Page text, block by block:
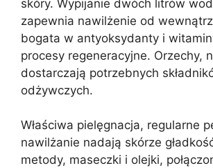
skóry. Wypijanie dwóch litrów
zapewnia nawilżenie od
bogata w antyoksydanty i
procesy regeneracyjne. Orzechy,
dostarczają potrzebnych
odżywczych.
Właściwa pielęgnacja, regularne
nawilżanie nadają skórze
metody, maseczki i olejki,